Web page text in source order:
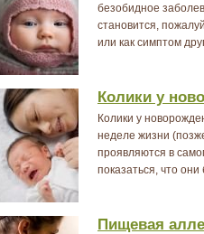
безобидное
становится,
или как симптом
Колики у
Колики у
неделе жизни
проявляются в
показаться, что
Пищевая